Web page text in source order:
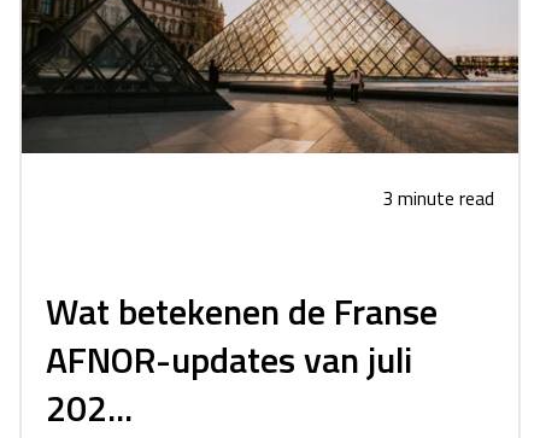
3 minute read
Wat betekenen de Franse
AFNOR-updates van juli
202...